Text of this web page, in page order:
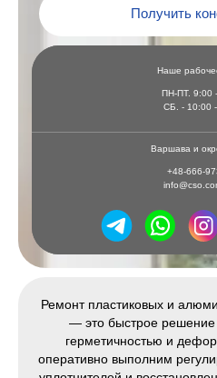
Получить
Наше
ПН-ПТ. 9:00
СБ. - 10:00
Варшава и
+48-666-
Ремонт пластиковых и
— это быстрое решение
герметичностью и
оперативно выполним